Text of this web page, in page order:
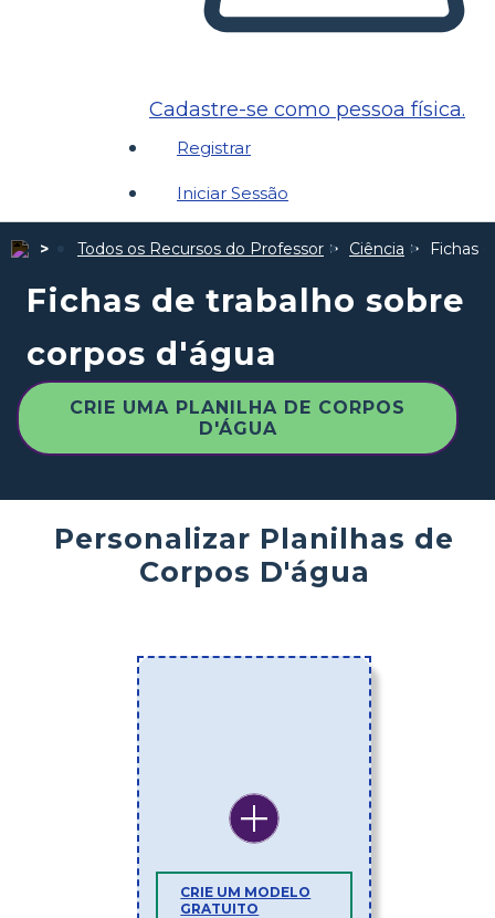
Cadastre-se como pessoa física.
Registrar
Iniciar Sessão
Todos os Recursos do Professor Ciência Fichas
Fichas de trabalho sobre
corpos d'água
CRIE UMA PLANILHA DE CORPOS
D'ÁGUA
Personalizar Planilhas de
Corpos D'água
CRIE UM MODELO
GRATUITO